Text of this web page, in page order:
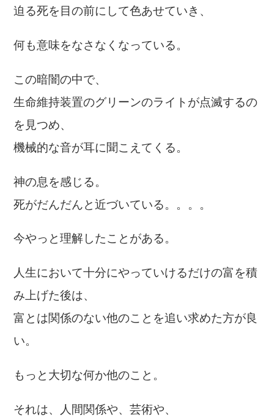
迫る死を目の前にして色あせていき、
何も意味をなさなくなっている。
この暗闇の中で、
生命維持装置のグリーンのライトが点滅するの
を見つめ、
機械的な音が耳に聞こえてくる。
神の息を感じる。
死がだんだんと近づいている。。。。
今やっと理解したことがある。
人生において十分にやっていけるだけの富を積
み上げた後は、
富とは関係のない他のことを追い求めた方が良
い。
もっと大切な何か他のこと。
それは、人間関係や、芸術や、